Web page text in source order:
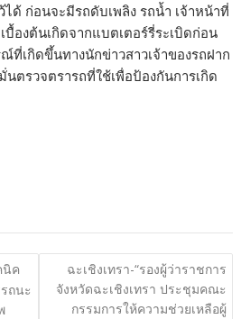
ได้ ก่อนจะมีรถดับเพลิง รถน้ำ เจ้าหน้าที่
องต้นเกิดจากแบตเตอร์รี่ระเบิดก่อน
ที่เกิดขึ้นทางนักข่าวสาวเจ้าของรถฝาก
ตรวจตรารถที่ใช้เพื่อป้องกันการเกิด
นิค
ถนะ
ฉะเชิงเทรา-“รองผู้ว่าราชการ
จังหวัดฉะเชิงเทรา ประชุมคณะ
กรรมการให้ความช่วยเหลือผู้